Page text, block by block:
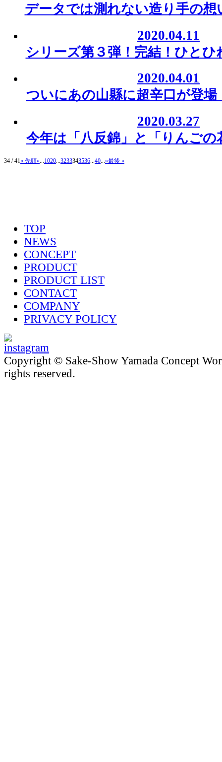
データでは測れない造り手の
2020.04.11
シリーズ第３弾！完結！ひと
2020.04.01
ついにあの山縣に超辛口が登
2020.03.27
今年は「八反錦」と「りんご
34 / 41« 先頭«...1020...3233343536...40...»最後 »
TOP
NEWS
CONCEPT
PRODUCT
PRODUCT LIST
CONTACT
COMPANY
PRIVACY POLICY
Copyright © Sake-Show Yamada Concept
rights reserved.